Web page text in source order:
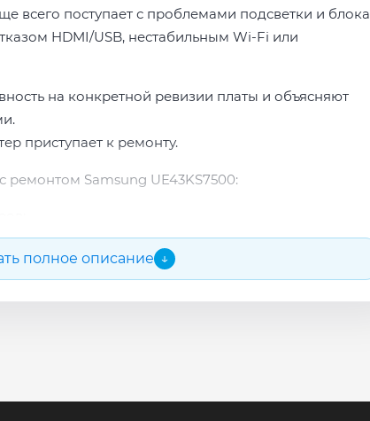
всего поступает с проблемами подсветки и блока
HDMI/USB, нестабильным Wi-Fi или
на конкретной ревизии платы и объясняют
приступает к ремонту.
Samsung UE43KS7500:
симптомы — подскажем ориентир по сроку и
полное описание ↓